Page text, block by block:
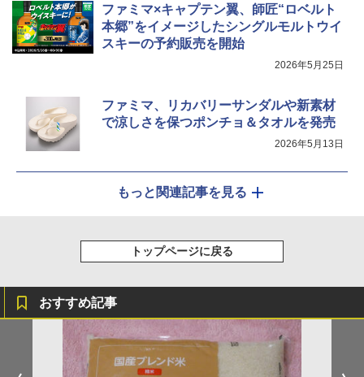
ファミマ×キャプテン翼、師匠“ロベルト
本郷”をイメージしたシングルモルトウイ
スキーの予約販売を開始
2026年5月25日
ファミマ、リカバリーサンダルや新素材
で涼しさを保つポンチョ＆タオルを発売
2026年5月13日
もっと関連記事を見る
トップページに戻る
おすすめ記事